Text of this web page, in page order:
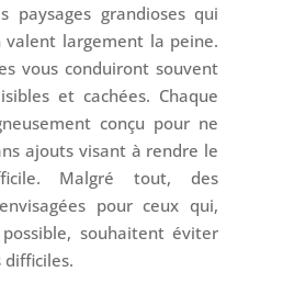
paysages grandioses qui
valent largement la peine.
vous conduiront souvent
et cachées. Chaque
conçu pour ne
ajouts visant à rendre le
Malgré tout, des
pour ceux qui,
souhaitent éviter
difficiles.